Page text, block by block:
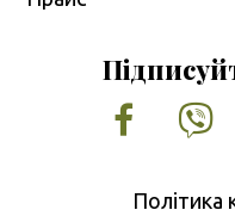
Політика